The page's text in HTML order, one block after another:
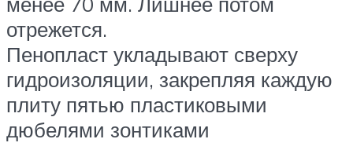
отрежется.
Пенопласт укладывают сверху
гидроизоляции, закрепляя каждую
плиту пятью пластиковыми
дюбелями зонтиками